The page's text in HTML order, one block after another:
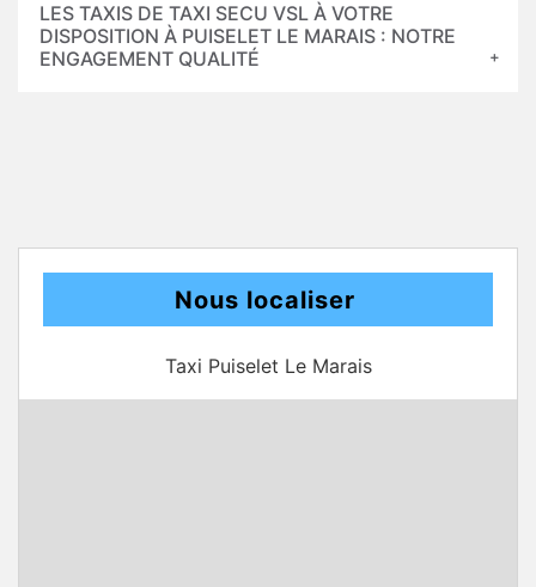
LES TAXIS DE TAXI SECU VSL À VOTRE
DISPOSITION À PUISELET LE MARAIS : NOTRE
ENGAGEMENT QUALITÉ
Nous localiser
Taxi Puiselet Le Marais